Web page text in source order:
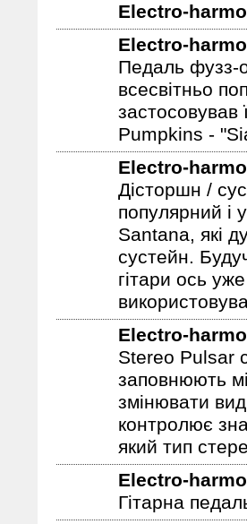
Electro-
Electro-
Педаль фузз-
всесвітньо
застосовував
Pumpkins -
Electro-
Дісторшн /
популярний і
Santana, які
сустейн.
гітари ось
Electro-
Stereo Pulsar
заповнюють
змінювати
контролює
який тип
Electro-
Гітарна